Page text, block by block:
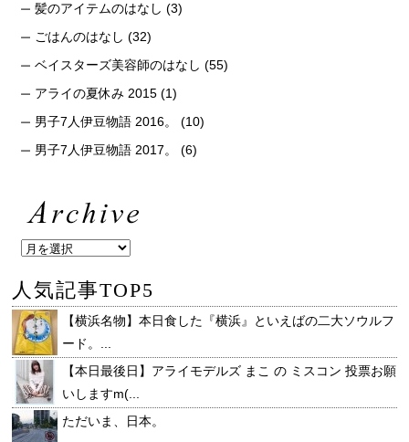
髪のアイテムのはなし (3)
ごはんのはなし (32)
ベイスターズ美容師のはなし (55)
アライの夏休み 2015 (1)
男子7人伊豆物語 2016。
(10)
男子7人伊豆物語 2017。
(6)
人気記事TOP5
【横浜名物】本日食した『横浜』といえばの二大ソウルフ
ード。...
【本日最後日】アライモデルズ まこ の ミスコン 投票お願
いしますm(...
ただいま、日本。